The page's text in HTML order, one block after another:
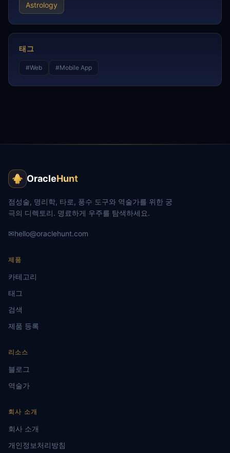
Astrology
태그
#Web #Mobile App
OracleHunt
점성술, 명리학, 타로, 풍수 도구와 역술가를 위한 궁
극의 디렉토리. 명료하게 우주를 탐색하세요.
✉hello@oraclehunt.com
제품
카테고리
태그
검색
제품 등록
리소스
블로그
역술가
회사 소개
회사 소개
개인정보처리방침